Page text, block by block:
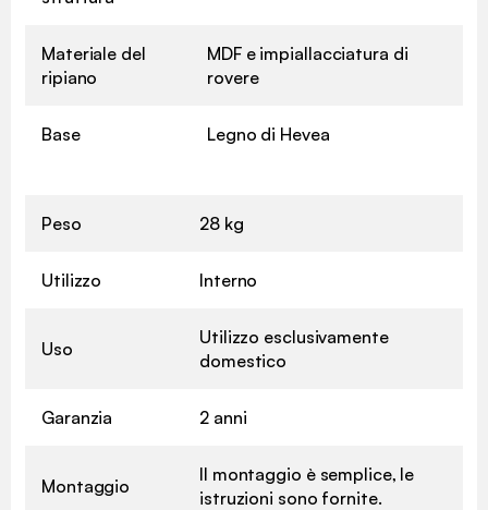
Materiale del
ripiano
MDF e impiallacciatura di
rovere
Base Legno di Hevea
Peso 28 kg
Utilizzo Interno
Uso
Utilizzo esclusivamente
domestico
Garanzia 2 anni
Montaggio
Il montaggio è semplice, le
istruzioni sono fornite.